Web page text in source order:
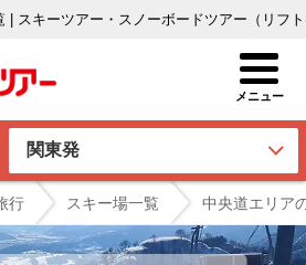
| スキーツアー・スノーボードツアー（リフ
行 スキー場一覧 中央道エリア